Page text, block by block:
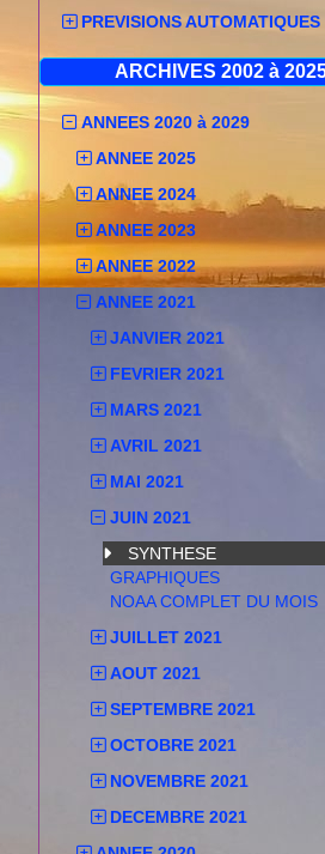
PREVISIONS AUTOMATIQUES
ARCHIVES 2002 à
ANNEES 2020 à 2029
ANNEE 2025
ANNEE 2024
ANNEE 2023
ANNEE 2022
ANNEE 2021
JANVIER 2021
FEVRIER 2021
MARS 2021
AVRIL 2021
MAI 2021
JUIN 2021
SYNTHESE
GRAPHIQUES
NOAA COMPLET DU MOIS
JUILLET 2021
AOUT 2021
SEPTEMBRE 2021
OCTOBRE 2021
NOVEMBRE 2021
DECEMBRE 2021